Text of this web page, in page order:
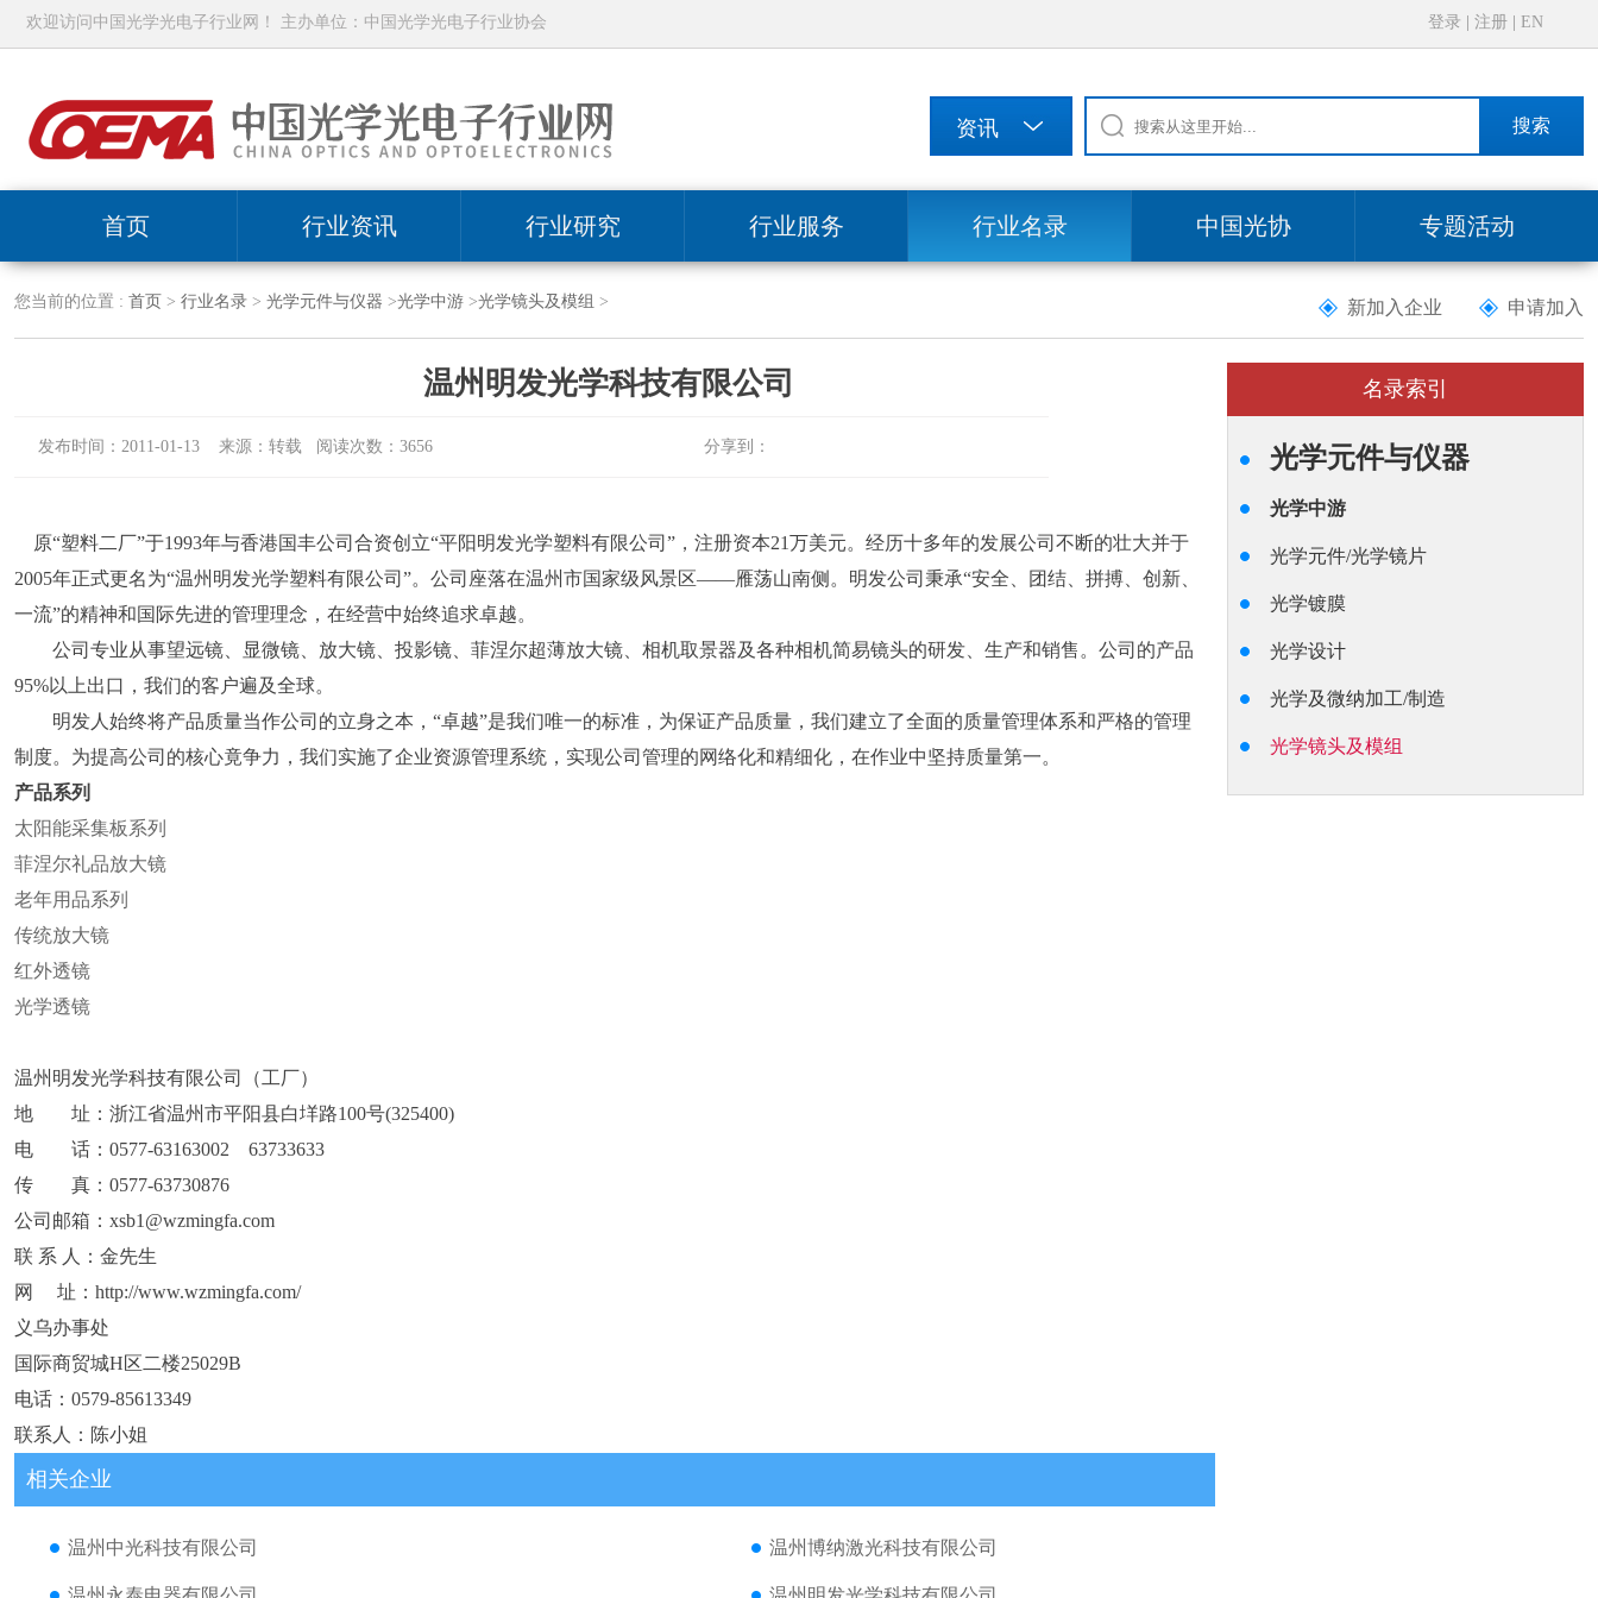
欢迎访问中国光学光电子行业网！ 主办单位：中国光学光电子行业协会 登录 注册 EN
搜索
首页 行业资讯 行业研究 行业服务 行业名录 中国光协 专题活动
您当前的位置 : 首页 > 行业名录 > 光学元件与仪器 >光学中游 >光学镜头及模组 > 新加入企业 申请加入
温州明发光学科技有限公司
发布时间：2011-01-13 来源：转载 阅读次数：3656 分享到：
原“塑料二厂”于1993年与香港国丰公司合资创立“平阳明发光学塑料有限公司”，注册资本21万美元。经历十多年的发展公司不断的壮大并于
2005年正式更名为“温州明发光学塑料有限公司”。公司座落在温州市国家级风景区——雁荡山南侧。明发公司秉承“安全、团结、拼搏、创新、
一流”的精神和国际先进的管理理念，在经营中始终追求卓越。
公司专业从事望远镜、显微镜、放大镜、投影镜、菲涅尔超薄放大镜、相机取景器及各种相机简易镜头的研发、生产和销售。公司的产品
95%以上出口，我们的客户遍及全球。
明发人始终将产品质量当作公司的立身之本，“卓越”是我们唯一的标准，为保证产品质量，我们建立了全面的质量管理体系和严格的管理
制度。为提高公司的核心竟争力，我们实施了企业资源管理系统，实现公司管理的网络化和精细化，在作业中坚持质量第一。
产品系列
太阳能采集板系列
菲涅尔礼品放大镜
老年用品系列
传统放大镜
红外透镜
光学透镜
温州明发光学科技有限公司（工厂）
地 址：浙江省温州市平阳县白垟路100号(325400)
电 话：0577-63163002 63733633
传 真：0577-63730876
公司邮箱：xsb1@wzmingfa.com
联 系 人：金先生
网 址：http://www.wzmingfa.com/
义乌办事处
国际商贸城H区二楼25029B
电话：0579-85613349
联系人：陈小姐
相关企业
温州博纳激光科技有限公司
温州中光科技有限公司
名录索引
光学元件与仪器
光学中游
光学元件/光学镜片
光学镀膜
光学设计
光学及微纳加工/制造
光学镜头及模组